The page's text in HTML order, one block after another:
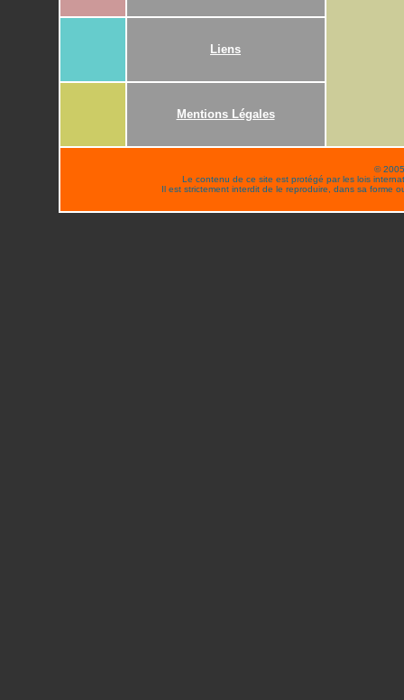
Liens
Mentions Légales
©
Le contenu de ce site est protégé par les lois
Il est strictement interdit de le reproduire, dans sa forme